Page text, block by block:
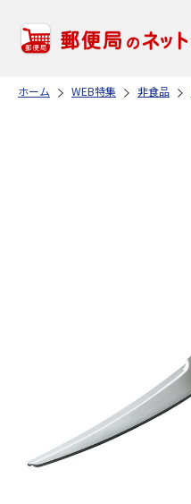
ホーム WEB特集 非食品